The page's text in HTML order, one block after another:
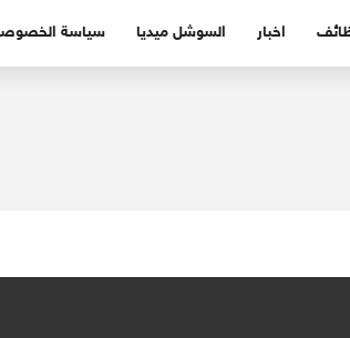
اخبار السوشل ميديا سياسة